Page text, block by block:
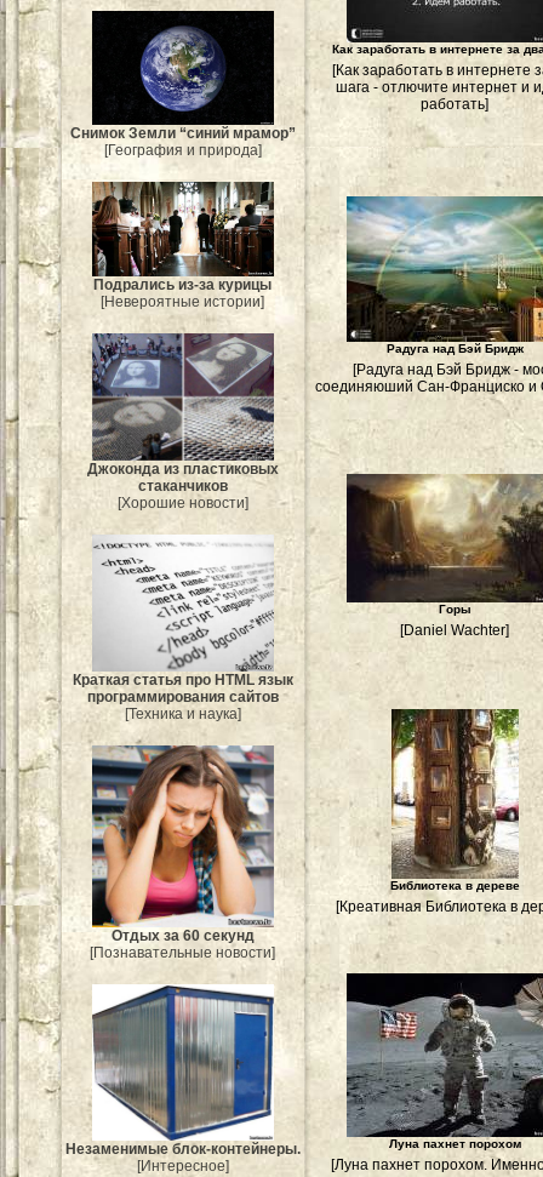
Снимок Земли “синий мрамор”
[География и природа]
Подрались из-за курицы
[Невероятные истории]
Джоконда из пластиковых
стаканчиков
[Хорошие новости]
Краткая статья про HTML язык
программирования сайтов
[Техника и наука]
Отдых за 60 секунд
[Познавательные новости]
Незаменимые блок-контейнеры.
[Интересное]
Как заработать в интернете за
[Как заработать в интернете
шага - отлючите интернет и
работать]
Радуга над Бэй Бридж
[Радуга над Бэй Бридж -
соединяюший Сан-Франциско и
Горы
[Daniel Wachter]
Библиотека в дереве
[Креативная Библиотека в
Луна пахнет порохом
[Луна пахнет порохом.